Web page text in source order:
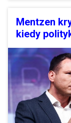
Mentzen
kiedy